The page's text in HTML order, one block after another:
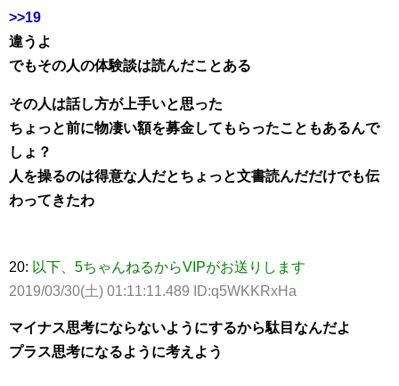
>>19
違うよ
でもその人の体験談は読んだことある
その人は話し方が上手いと思った
ちょっと前に物凄い額を募金してもらったこともあるんで
しょ？
人を操るのは得意な人だとちょっと文書読んだだけでも伝
わってきたわ
20: 以下、5ちゃんねるからVIPがお送りします
2019/03/30(土) 01:11:11.489 ID:q5WKKRxHa
マイナス思考にならないようにするから駄目なんだよ
プラス思考になるように考えよう